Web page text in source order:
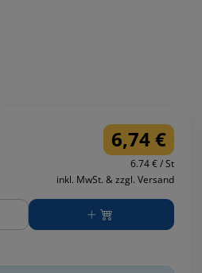
6,74 €
6.74 € / St
inkl. MwSt. & zzgl. Versand